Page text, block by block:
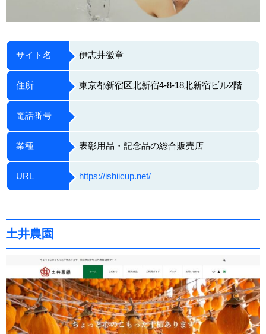
サイト名 伊志井徽章
住所 東京都新宿区北新宿4-8-18北新宿ビル2階
電話番号
業種 表彰用品・記念品の総合販売店
URL https://ishiicup.net/
土井農園